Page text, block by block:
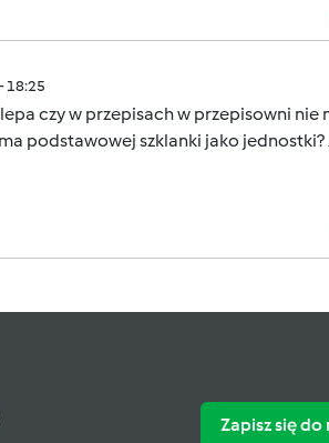
18:25
czy w przepisach w przepisowni
ma podstawowej szklanki jako
Zapisz się